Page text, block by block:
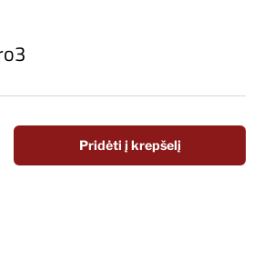
quantityPridėti į krepšelį